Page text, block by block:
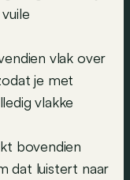
vlak over
je met
vlakke
bovendien
dat luistert naar